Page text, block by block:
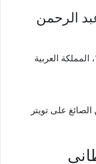
الرحمن
العنوان: الملك عبد الله، الرياض 11111، المملكة العربية
على تويتر